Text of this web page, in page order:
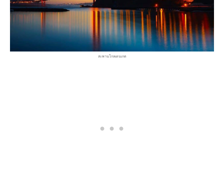
สะพานโกลเดนเกต